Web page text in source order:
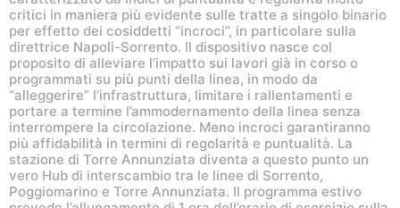
critici in maniera più evidente sulle tratte a singolo binario
per effetto dei cosiddetti “incroci”, in particolare sulla
direttrice Napoli-Sorrento. Il dispositivo nasce col
proposito di alleviare l’impatto sui lavori già in corso o
programmati su più punti della linea, in modo da
“alleggerire” l’infrastruttura, limitare i rallentamenti e
portare a termine l’ammodernamento della linea senza
interrompere la circolazione. Meno incroci garantiranno
più affidabilità in termini di regolarità e puntualità. La
stazione di Torre Annunziata diventa a questo punto un
vero Hub di interscambio tra le linee di Sorrento,
Poggiomarino e Torre Annunziata. Il programma estivo